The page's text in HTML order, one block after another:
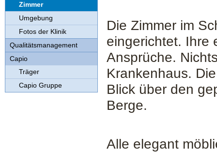
Zimmer
Umgebung
Fotos der Klinik
Qualitätsmanagement
Capio
Träger
Capio Gruppe
Die Zimmer im
eingerichtet. Ihre
Ansprüche.
Krankenhaus.
Blick über den
Berge.
Alle elegant